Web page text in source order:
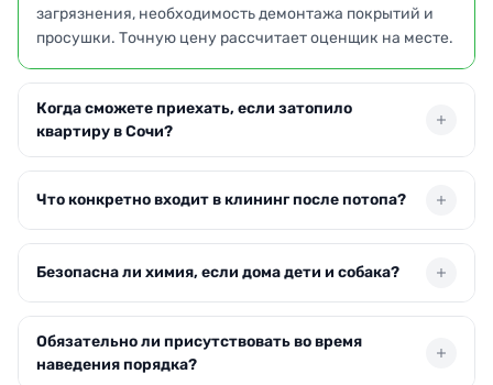
загрязнения, необходимость демонтажа покрытий и
просушки. Точную цену рассчитает оценщик на месте.
Когда сможете приехать, если затопило
квартиру в Сочи?
следующее утро. Время прибытия зависит от
загруженности, но при авариях стараемся ускорить
Что конкретно входит в клининг после потопа?
обработка поверхностей, дезинфекция и финишная
просушка. При необходимости разбираем мебель и
Безопасна ли химия, если дома дети и собака?
после высыхания не представляют угрозы. По просьбе
можем применить гипоаллергенные составы,
Обязательно ли присутствовать во время
наведения порядка?